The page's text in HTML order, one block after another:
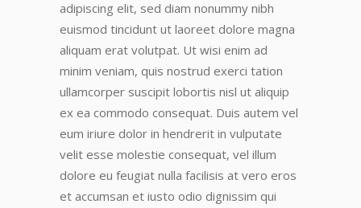
adipiscing elit, sed diam nonummy nibh
euismod tincidunt ut laoreet dolore magna
aliquam erat volutpat. Ut wisi enim ad
minim veniam, quis nostrud exerci tation
ullamcorper suscipit lobortis nisl ut aliquip
ex ea commodo consequat. Duis autem vel
eum iriure dolor in hendrerit in vulputate
velit esse molestie consequat, vel illum
dolore eu feugiat nulla facilisis at vero eros
et accumsan et iusto odio dignissim qui